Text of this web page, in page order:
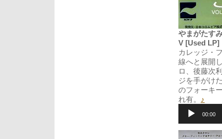
やまがたす
V [Used LP]
カレッジ・
線へと展開
ロ、後藤次
ジを手がけ
のフォーキ
れ有。 ♪
プ
レ
00:00